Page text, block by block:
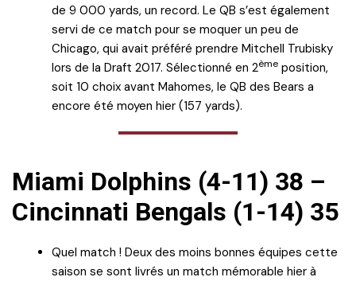
de 9 000 yards, un record. Le QB s’est également
servi de ce match pour se moquer un peu de
Chicago, qui avait préféré prendre Mitchell Trubisky
lors de la Draft 2017. Sélectionné en 2ème position,
soit 10 choix avant Mahomes, le QB des Bears a
encore été moyen hier (157 yards).
Miami Dolphins (4-11) 38 –
Cincinnati Bengals (1-14) 35
Quel match ! Deux des moins bonnes équipes cette
saison se sont livrés un match mémorable hier à